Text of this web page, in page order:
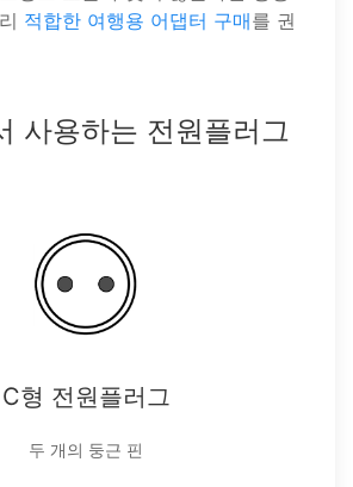
적합한 여행용 어댑터 구매를 권
사용하는 전원플러그
C형 전원플러그
두 개의 둥근 핀